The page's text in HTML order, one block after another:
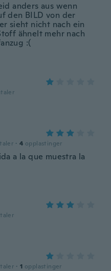
anders aus wenn
den BILD von der
sieht nicht nach ein
ähnelt mehr nach
:(
· 4 opplastinger
a la que muestra la
· 1 opplastinger